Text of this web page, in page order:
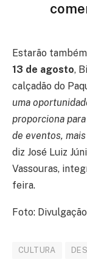
Estarão
13 de agosto,
calçadão do
uma
proporciona
de eventos,
diz José Luiz
Vassouras,
feira.
Foto: Divulgação
CULTURA